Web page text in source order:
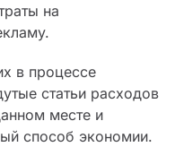
на
в процессе
статьи расходов
месте и
способ экономии.